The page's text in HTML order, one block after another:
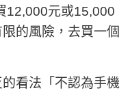
12,000元或15,000
的風險，去買一個
看法「不認為手機